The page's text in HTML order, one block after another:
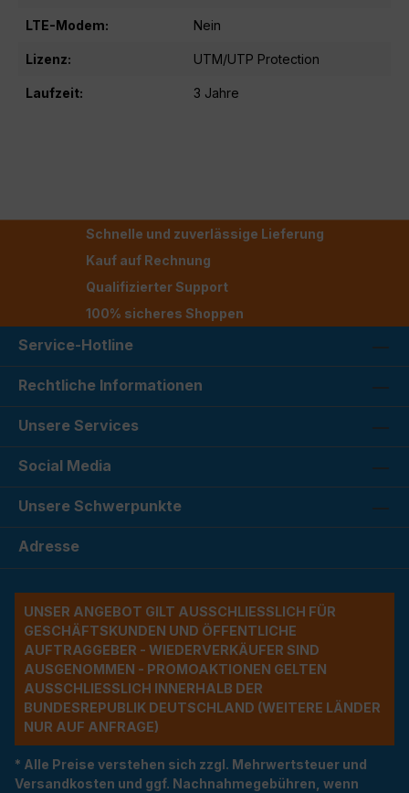
LTE-Modem: Nein
Lizenz: UTM/UTP Protection
Laufzeit: 3 Jahre
Schnelle und zuverlässige Lieferung
Kauf auf Rechnung
Qualifizierter Support
100% sicheres Shoppen
Service-Hotline
Rechtliche Informationen
Unsere Services
Social Media
Unsere Schwerpunkte
Adresse
UNSER ANGEBOT GILT AUSSCHLIESSLICH FÜR G
ESCHÄFTSKUNDEN UND ÖFFENTLICHE A
UFTRAGGEBER - WIEDERVERKÄUFER SIND A
USGENOMMEN - PROMOAKTIONEN GELTEN A
USSCHLIESSLICH INNERHALB DER BU
NDESREPUBLIK DEUTSCHLAND (WEITERE LÄNDER NU
R AUF ANFRAGE)
* Alle Preise verstehen sich zzgl. Mehrwertsteuer und
Versandkosten und ggf. Nachnahmegebühren, wenn